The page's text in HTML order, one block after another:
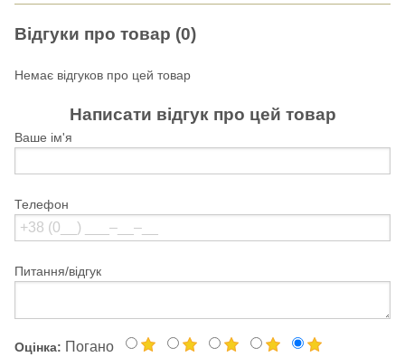
Відгуки про товар (0)
Немає відгуков про цей товар
Написати відгук про цей товар
Ваше ім'я
Телефон
Питання/відгук
Оцінка: Погано